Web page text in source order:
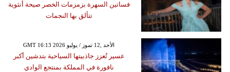
فساتين السهرة بزمزمات الخصر صيحة أنثوية
تتألق بها النجمات
GMT 16:13 2026 الأحد ,12 تموز / يوليو
عسير تُعزز جاذبيتها السياحية بتدشين أكبر
نافورة في المملكة بمنتجع الوادي